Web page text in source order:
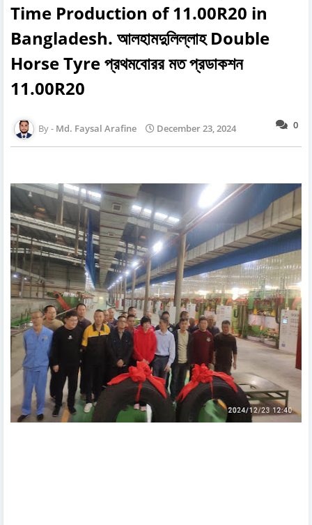
Time Production of 11.00R20 in
Bangladesh. আলহামদুলিল্লাহ Double
Horse Tyre প্রথমবােরর মত প্রডাকশন
11.00R20
0
Md. Faysal Arafine December 23, 2024